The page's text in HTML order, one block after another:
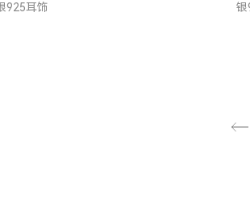
925耳饰 银